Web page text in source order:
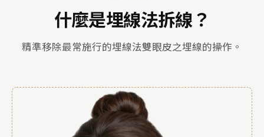
什麼是埋線法拆線？
精準移除最常施行的埋線法雙眼皮之埋線的操作。